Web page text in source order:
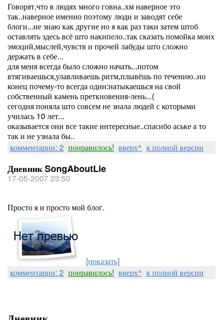
Говорят,что в людях много говна..хм наверное это
так..наверное именно поэтому люди и заводят себе
блоги...не знаю как другие но я как раз таки затем штоб
оставлять здесь всё што накипело..так сказать помойка моих
эмоций,мыслей,чувств и прочей лабуды што сложно
держать в себе...
для меня всегда было сложно начать...потом
втягиваешься,улавливаешь ритм,плывёшь по течению..но
конец почему-то всегда один:натыкаешься на свой
собственный камень преткновения-лень...(
сегодня поняла што совсем не знала людей с которыми
училась 10 лет...
оказывается они все такие интересные..спасибо аське а то
так и не узнала бы..
комментарии: 2 понравилось! вверх^ к полной версии
Дневник SongAboutLie
17-05-2007 23:50
Просто я и просто мой блог.
[показать]
комментарии: 2 понравилось! вверх^ к полной версии